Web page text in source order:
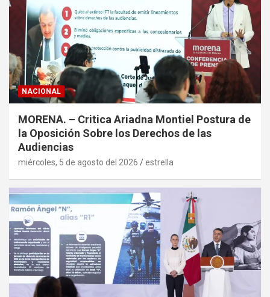
NACIONAL
MORENA. – Critica Ariadna Montiel Postura de
la Oposición Sobre los Derechos de las
Audiencias
miércoles, 5 de agosto del 2026 estrella